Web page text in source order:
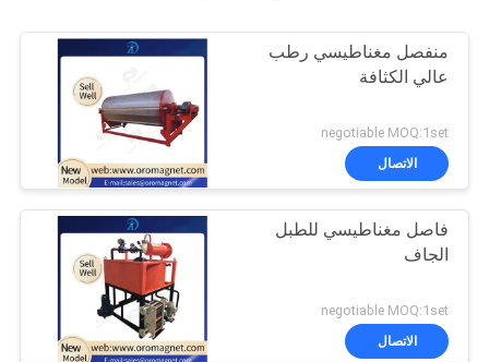
منفصل مغناطيسي رطب
عالي الكثافة
negotiable MOQ:1set
الاتصال
فاصل مغناطيسي للطبل
الجاف
negotiable MOQ:1set
الاتصال